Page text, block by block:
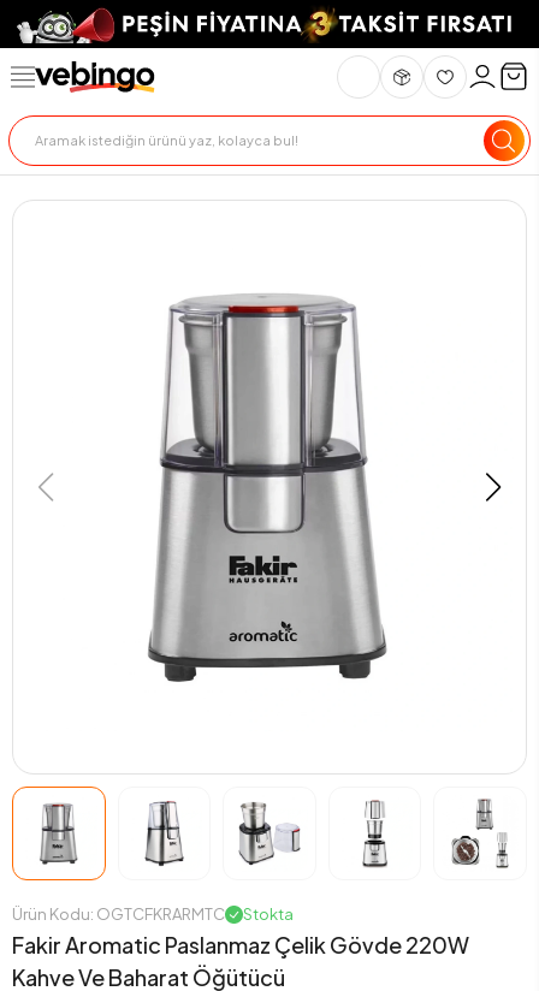
Ürün Kodu: OGTCFKRARMTC Stokta
Fakir Aromatic Paslanmaz Çelik Gövde 220W
Kahve Ve Baharat Öğütücü
Genel Bakış Ürün Açıklaması Teknik Özellikler Teslimat Ve İade